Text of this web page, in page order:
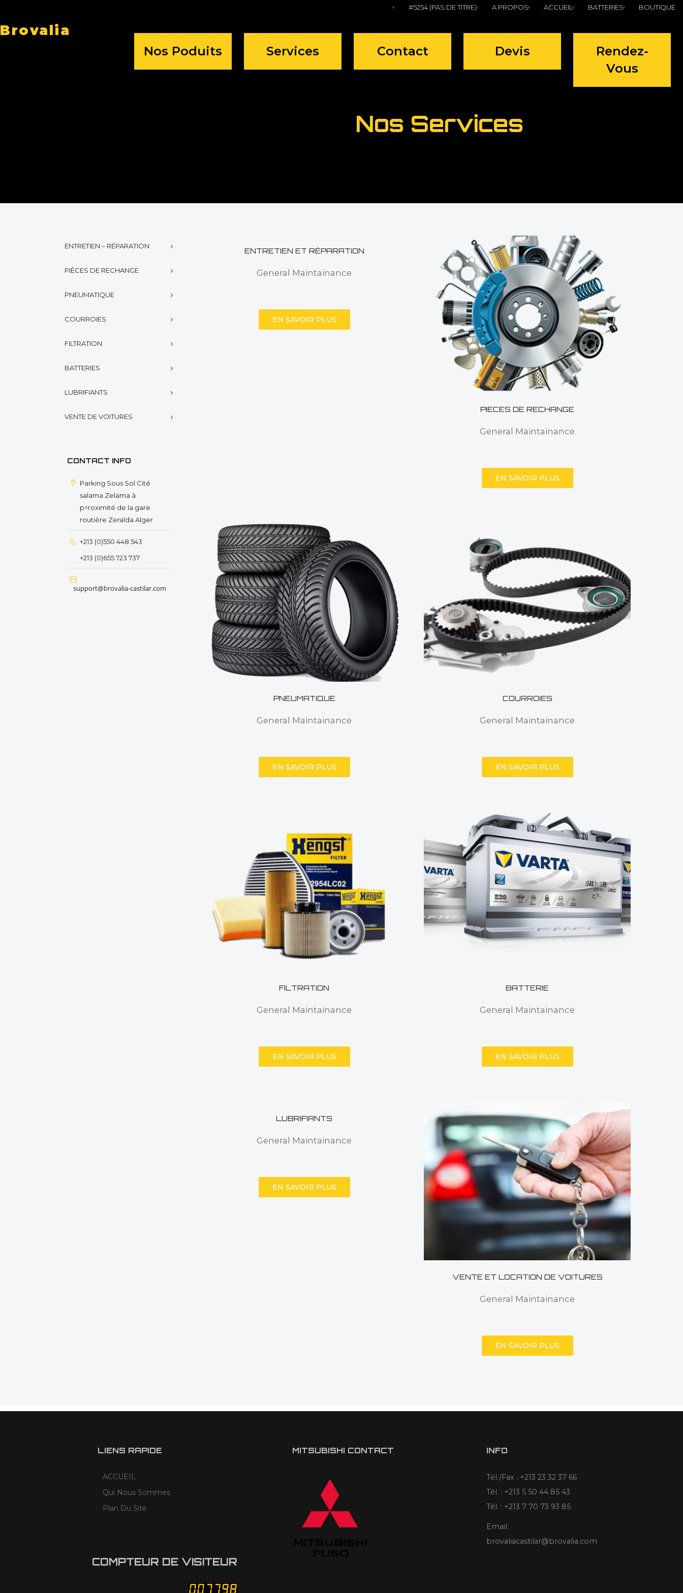
Brovalia
#5254 (PAS DE TITRE) A PROPOS ACCUEIL BATTERIES BOUTIQUE
Rendez-
Vous
Devis
Contact
Services
Nos Poduits
Nos Services
ENTRETIEN – RÉPARATION
PIÈCES DE RECHANGE
PNEUMATIQUE
COURROIES
FILTRATION
BATTERIES
LUBRIFIANTS
VENTE DE VOITURES
CONTACT INFO
Parking Sous Sol Cité
salama Zelama à
p^roximité de la gare
routière Zeralda Alger
+213 (0)550 448 543
+213 (0)655 723 737
support@brovalia-castilar.com
ENTRETIEN ET RÉPARATION
General Maintainance
EN SAVOIR PLUS
PIECES DE RECHANGE
General Maintainance
EN SAVOIR PLUS
PNEUMATIQUE
General Maintainance
EN SAVOIR PLUS
COURROIES
General Maintainance
EN SAVOIR PLUS
FILTRATION
General Maintainance
EN SAVOIR PLUS
BATTERIE
General Maintainance
EN SAVOIR PLUS
LUBRIFIANTS
General Maintainance
EN SAVOIR PLUS
VENTE ET LOCATION DE VOITURES
General Maintainance
EN SAVOIR PLUS
LIENS RAPIDE
ACCUEIL
Qui Nous Sommes
Plan Du Site
MITSUBISHI CONTACT INFO
Tél./Fax : +213 23 32 37 66
Tél. : +213 5 50 44 85 43
Tél. : +213 7 70 73 93 85
Email:
brovaliacastilar@brovalia.com
COMPTEUR DE VISITEUR